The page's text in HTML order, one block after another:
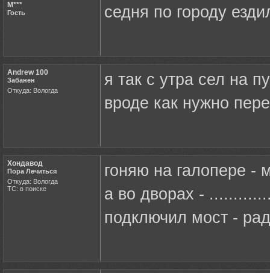
M***
Гость седня по городу
Andrew 100
Забанен
Откуда: Вологда
я так с утра сел на
вроде как нужно
Хондавод
Пора Лечиться
Откуда: Вологда
ТС: в поиске
гоняю на галопере -
а во дворах -
подключил мост -